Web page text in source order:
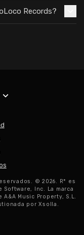
Records?
© 2026. R* es
Software, Inc. La marca
Music Property, S.L.
por Xsolla.